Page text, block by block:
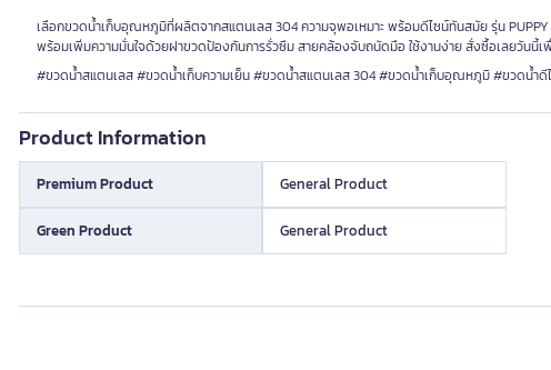
เลือกขวดน้ำเก็บอุณหภูมิที่ผลิตจากสแตนเลส 304 ความจุพอเหมาะ พร้อมดีไซน์ทันสมัย รุ่น PUPPY
พร้อมเพิ่มความมั่นใจด้วยฝาขวดป้องกันการรั่วซึม สายคล้องจับถนัดมือ ใช้งานง่าย สั่งซื้อเลยวันนี้เ
#ขวดน้ำสแตนเลส #ขวดน้ำเก็บความเย็น #ขวดน้ำสแตนเลส 304 #ขวดน้ำเก็บอุณหภูมิ #ขวดน้ำ
Product Information
Premium Product General Product
Green Product General Product